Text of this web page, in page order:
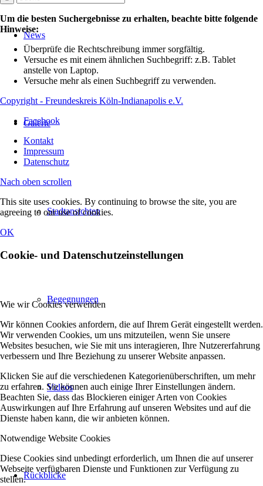
News
Galerie
Stadtansichten
Begegnungen
Videos
Rückblicke
Um die besten Suchergebnisse zu erhalten, beachte bitte folgende
Hinweise:
Überprüfe die Rechtschreibung immer sorgfältig.
Versuche es mit einem ähnlichen Suchbegriff: z.B. Tablet
anstelle von Laptop.
Versuche mehr als einen Suchbegriff zu verwenden.
Copyright - Freundeskreis Köln-Indianapolis e.V.
Facebook
Kontakt
Impressum
Datenschutz
Nach oben scrollen
This site uses cookies. By continuing to browse the site, you are
agreeing to our use of cookies.
OK
Cookie- und Datenschutzeinstellungen
Wie wir Cookies verwenden
Wir können Cookies anfordern, die auf Ihrem Gerät eingestellt werden.
Wir verwenden Cookies, um uns mitzuteilen, wenn Sie unsere
Websites besuchen, wie Sie mit uns interagieren, Ihre Nutzererfahrung
verbessern und Ihre Beziehung zu unserer Website anpassen.
Klicken Sie auf die verschiedenen Kategorienüberschriften, um mehr
zu erfahren. Sie können auch einige Ihrer Einstellungen ändern.
Beachten Sie, dass das Blockieren einiger Arten von Cookies
Auswirkungen auf Ihre Erfahrung auf unseren Websites und auf die
Dienste haben kann, die wir anbieten können.
Notwendige Website Cookies
Diese Cookies sind unbedingt erforderlich, um Ihnen die auf unserer
Webseite verfügbaren Dienste und Funktionen zur Verfügung zu
stellen.